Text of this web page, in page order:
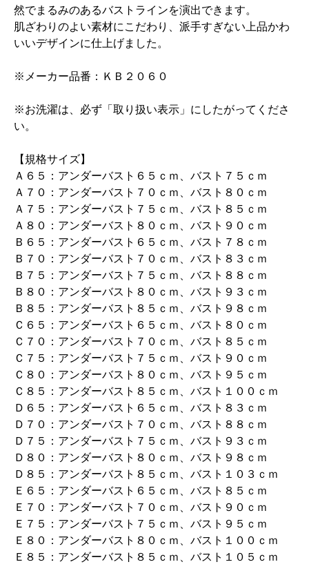
然でまるみのあるバストラインを演出できます。
肌ざわりのよい素材にこだわり、派手すぎない上品かわ
いいデザインに仕上げました。
※メーカー品番：ＫＢ２０６０
※お洗濯は、必ず「取り扱い表示」にしたがってくださ
い。
【規格サイズ】
Ａ６５：アンダーバスト６５ｃｍ、バスト７５ｃｍ
Ａ７０：アンダーバスト７０ｃｍ、バスト８０ｃｍ
Ａ７５：アンダーバスト７５ｃｍ、バスト８５ｃｍ
Ａ８０：アンダーバスト８０ｃｍ、バスト９０ｃｍ
Ｂ６５：アンダーバスト６５ｃｍ、バスト７８ｃｍ
Ｂ７０：アンダーバスト７０ｃｍ、バスト８３ｃｍ
Ｂ７５：アンダーバスト７５ｃｍ、バスト８８ｃｍ
Ｂ８０：アンダーバスト８０ｃｍ、バスト９３ｃｍ
Ｂ８５：アンダーバスト８５ｃｍ、バスト９８ｃｍ
Ｃ６５：アンダーバスト６５ｃｍ、バスト８０ｃｍ
Ｃ７０：アンダーバスト７０ｃｍ、バスト８５ｃｍ
Ｃ７５：アンダーバスト７５ｃｍ、バスト９０ｃｍ
Ｃ８０：アンダーバスト８０ｃｍ、バスト９５ｃｍ
Ｃ８５：アンダーバスト８５ｃｍ、バスト１００ｃｍ
Ｄ６５：アンダーバスト６５ｃｍ、バスト８３ｃｍ
Ｄ７０：アンダーバスト７０ｃｍ、バスト８８ｃｍ
Ｄ７５：アンダーバスト７５ｃｍ、バスト９３ｃｍ
Ｄ８０：アンダーバスト８０ｃｍ、バスト９８ｃｍ
Ｄ８５：アンダーバスト８５ｃｍ、バスト１０３ｃｍ
Ｅ６５：アンダーバスト６５ｃｍ、バスト８５ｃｍ
Ｅ７０：アンダーバスト７０ｃｍ、バスト９０ｃｍ
Ｅ７５：アンダーバスト７５ｃｍ、バスト９５ｃｍ
Ｅ８０：アンダーバスト８０ｃｍ、バスト１００ｃｍ
Ｅ８５：アンダーバスト８５ｃｍ、バスト１０５ｃｍ